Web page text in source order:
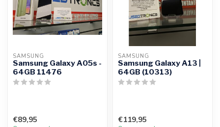
SAMSUNG
Samsung Galaxy A05s -
64GB 11476
€89,95
SAMSUNG
Samsung Galaxy A13 |
64GB (10313)
€119,95